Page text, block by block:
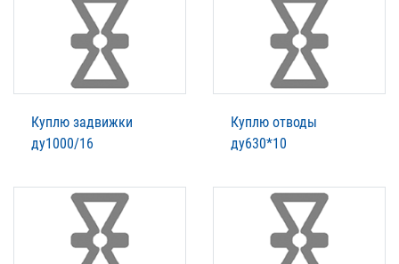
Куплю задвижки
ду1000/16
Куплю отводы
ду630*10